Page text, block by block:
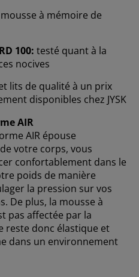
mousse à mémoire de
100: testé quant à la
nocives
lits de qualité à un prix
disponibles chez JYSK
AIR
AIR épouse
votre corps, vous
confortablement dans le
poids de manière
la pression sur vos
De plus, la mousse à
pas affectée par la
reste donc élastique et
dans un environnement
votre expérience
et des
garantir une bonne
notre site web. Les
vous concernant
du site, de
proposer des
vous acceptez les
vos données de
marketing (par
afin de vous proposer
statiques. Vous
de ces cookies
choisir de retirer votre
des cookies. En
acceptez les trois